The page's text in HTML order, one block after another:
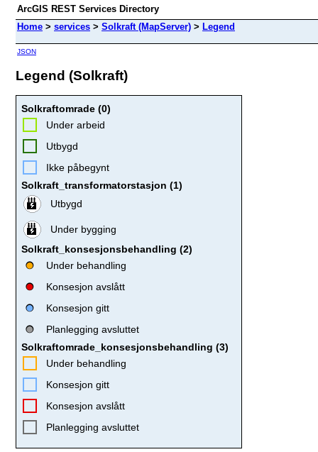
ArcGIS REST Services Directory
Home > services > Solkraft (MapServer) > Legend
JSON
Legend (Solkraft)
Solkraftomrade (0)
Under arbeid
Utbygd
Ikke påbegynt
Solkraft_transformatorstasjon (1)
Utbygd
Under bygging
Solkraft_konsesjonsbehandling (2)
Under behandling
Konsesjon avslått
Konsesjon gitt
Planlegging avsluttet
Solkraftomrade_konsesjonsbehandling (3)
Under behandling
Konsesjon gitt
Konsesjon avslått
Planlegging avsluttet